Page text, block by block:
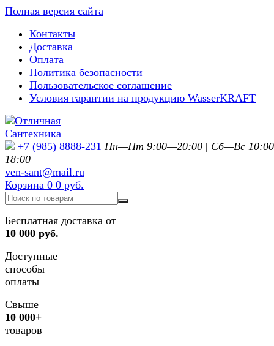
Полная версия сайта
Контакты
Доставка
Оплата
Политика безопасности
Пользовательское соглашение
Условия гарантии на продукцию WasserKRAFT
+7 (985) 8888-231 Пн—Пт 9:00—20:00 | Сб—Вс
18:00
ven-sant@mail.ru
Корзина 0 0 руб.
Бесплатная доставка от
10 000 руб.
Доступные
способы
оплаты
Свыше
10 000+
товаров